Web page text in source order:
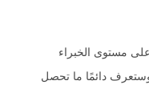
مستوى الخبراء
دائمًا ما تحصل